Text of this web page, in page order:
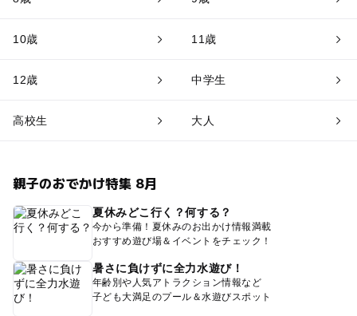
10歳 11歳
12歳 中学生
高校生 大人
親子のおでかけ特集 8月
夏休みどこ行く？何する？
今から準備！夏休みのお出かけ情報満載
おすすめ遊び場＆イベントをチェック！
暑さに負けずに全力水遊び！
年齢別や人気アトラクション情報など
子ども大満足のプール＆水遊びスポット